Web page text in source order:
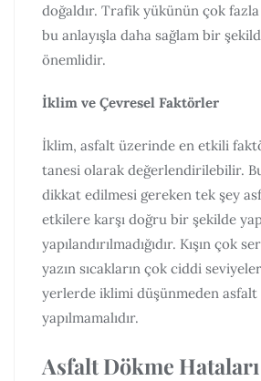
doğaldır. Trafik yükünün çok
bu anlayışla daha sağlam bir
önemlidir.
İklim ve Çevresel Faktörler
İklim, asfalt üzerinde en etkili
tanesi olarak değerlendirilebilir.
dikkat edilmesi gereken tek şey
etkilere karşı doğru bir şekilde
yapılandırılmadığıdır. Kışın çok
yazın sıcakların çok ciddi
yerlerde iklimi düşünmeden asfalt
yapılmamalıdır.
Asfalt Dökme Hataları